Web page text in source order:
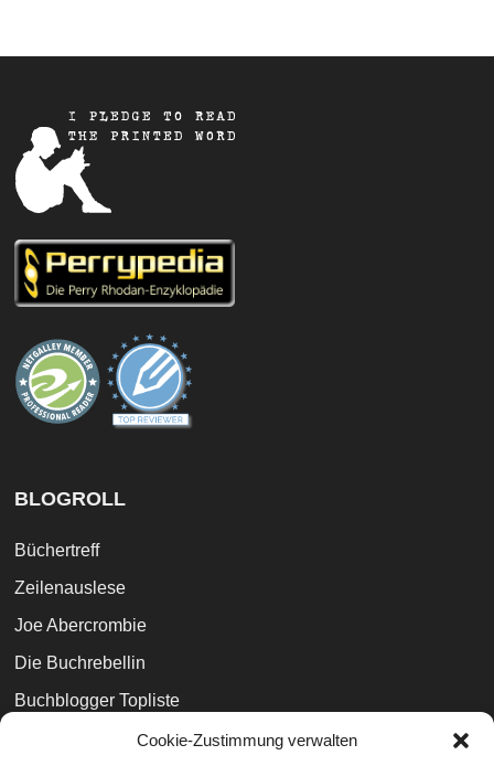
Cookie-Zustimmung verwalten
BLOGROLL
Büchertreff
Zeilenauslese
Joe Abercrombie
Die Buchrebellin
Buchblogger Topliste